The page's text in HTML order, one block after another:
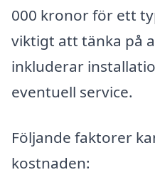
000 kronor för ett
viktigt att tänka på
inkluderar
eventuell service.
Följande faktorer
kostnaden: